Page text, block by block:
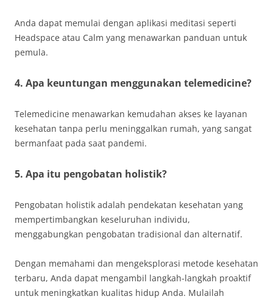
Anda dapat memulai dengan aplikasi meditasi seperti
Headspace atau Calm yang menawarkan panduan untuk
pemula.
4. Apa keuntungan menggunakan telemedicine?
Telemedicine menawarkan kemudahan akses ke layanan
kesehatan tanpa perlu meninggalkan rumah, yang sangat
bermanfaat pada saat pandemi.
5. Apa itu pengobatan holistik?
Pengobatan holistik adalah pendekatan kesehatan yang
mempertimbangkan keseluruhan individu,
menggabungkan pengobatan tradisional dan alternatif.
Dengan memahami dan mengeksplorasi metode kesehatan
terbaru, Anda dapat mengambil langkah-langkah proaktif
untuk meningkatkan kualitas hidup Anda. Mulailah